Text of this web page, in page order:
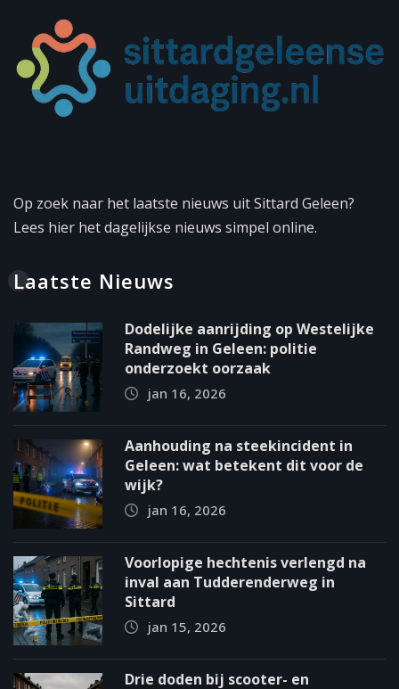
Op zoek naar het laatste nieuws uit Sittard Geleen?
Lees hier het dagelijkse nieuws simpel online.
Laatste Nieuws
Dodelijke aanrijding op Westelijke
Randweg in Geleen: politie
onderzoekt oorzaak
jan 16, 2026
Aanhouding na steekincident in
Geleen: wat betekent dit voor de
wijk?
jan 16, 2026
Voorlopige hechtenis verlengd na
inval aan Tudderenderweg in
Sittard
jan 15, 2026
Drie doden bij scooter- en